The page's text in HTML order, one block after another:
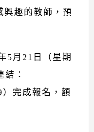
趣的教師，預
5月21日（星期
：
完成報名，額